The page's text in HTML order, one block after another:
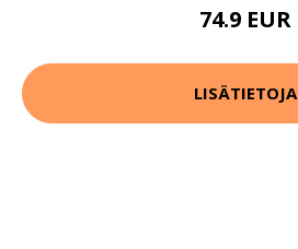
74.9 EUR
LISÄTIETOJA